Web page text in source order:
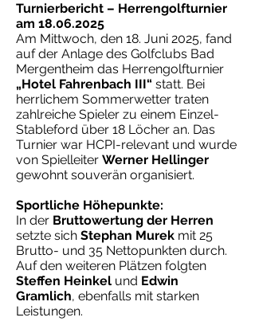
Turnierbericht – Herrengolfturnier
am 18.06.2025
Am Mittwoch, den 18. Juni 2025, fand
auf der Anlage des Golfclubs Bad
Mergentheim das Herrengolfturnier
„Hotel Fahrenbach III“ statt. Bei
herrlichem Sommerwetter traten
zahlreiche Spieler zu einem Einzel-
Stableford über 18 Löcher an. Das
Turnier war HCPI-relevant und wurde
von Spielleiter Werner Hellinger
gewohnt souverän organisiert.
Sportliche Höhepunkte:
In der Bruttowertung der Herren
setzte sich Stephan Murek mit 25
Brutto- und 35 Nettopunkten durch.
Auf den weiteren Plätzen folgten
Steffen Heinkel und Edwin
Gramlich, ebenfalls mit starken
Leistungen.